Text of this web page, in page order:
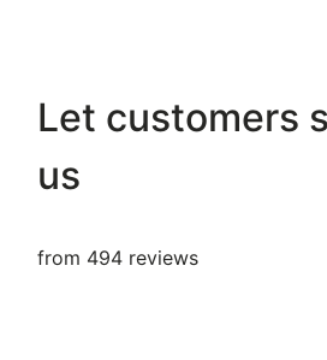
Let customers
us
from 494 reviews